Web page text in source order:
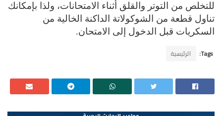
للتخلص من التوتر والقلق أثناء الامتحانات، ولذا بإمكانك
تناول قطعة من الشوكولاتة الداكنة الخالية من
السكريات قبل الدخول إلى الامتحان.
Tags: الرئيسية